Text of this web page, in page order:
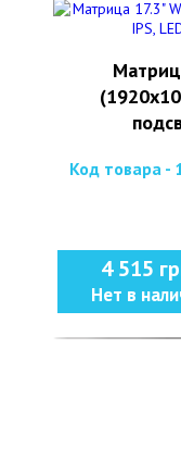
Код товара -
4 515
Нет в